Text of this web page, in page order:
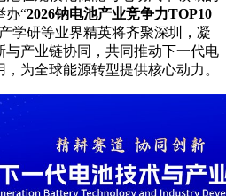
办“2026钠电池产业竞争力TOP10
学研等业界精英将齐聚深圳，凝
产业链协同，共同推动下一代电
为全球能源转型提供核心动力。